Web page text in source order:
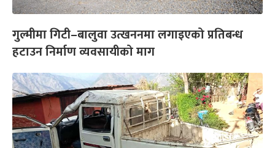
गुल्मीमा गिटी–बालुवा उत्खननमा लगाइएको प्रतिबन्ध
हटाउन निर्माण व्यवसायीको माग